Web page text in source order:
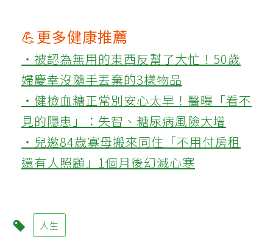
💪更多健康推薦
‧被認為無用的東西反幫了大忙！50歲
婦慶幸沒隨手丟棄的3樣物品
‧健檢血糖正常別安心太早！醫曝「看不
見的隱患」：失智、糖尿病風險大增
‧兒邀84歲寡母搬來同住「不用付房租
還有人照顧」1個月後幻滅心寒
人生